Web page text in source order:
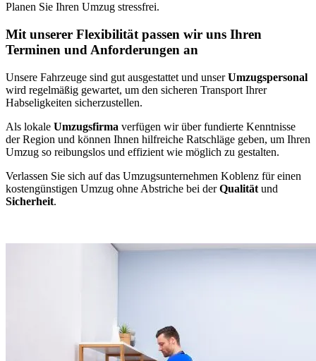
Planen Sie Ihren Umzug stressfrei.
Mit unserer Flexibilität passen wir uns Ihren
Terminen und Anforderungen an
Unsere Fahrzeuge sind gut ausgestattet und unserUmzugspersonal
wird regelmäßig gewartet, um den sicheren Transport Ihrer
Habseligkeiten sicherzustellen.
Als lokale Umzugsfirma verfügen wir über fundierte Kenntnisse
der Region und können Ihnen hilfreiche Ratschläge geben, um Ihren
Umzug so reibungslos und effizient wie möglich zu gestalten.
Verlassen Sie sich auf das Umzugsunternehmen Koblenz für einen
kostengünstigen Umzug ohne Abstriche bei derQualität und
Sicherheit.